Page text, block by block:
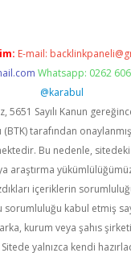
E-mail:
Whatsapp: 0262
@karabul
5651 Sayılı Kanun
tarafından onaylanmış
Bu nedenle,
araştırma
içeriklerin
kabul etmiş
kurum veya şahıs
yalnızca kendi